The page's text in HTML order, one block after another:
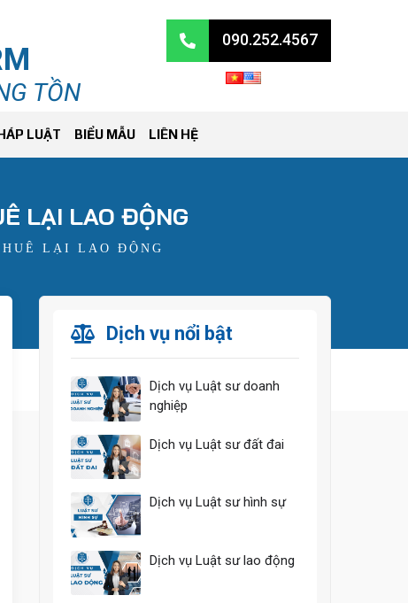
TỒN
090.252.4567
LUẬT BIỂU MẪU LIÊN HỆ
LẠI LAO ĐỘNG
LẠI LAO ĐỘNG
Dịch vụ nổi bật
Dịch vụ Luật sư doanh
nghiệp
Dịch vụ Luật sư đất đai
Dịch vụ Luật sư hình sự
Dịch vụ Luật sư lao động